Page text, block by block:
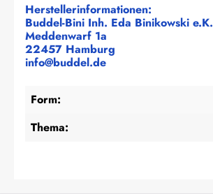
Herstellerinformationen:
Buddel-Bini Inh. Eda Binikowski e.K.
Meddenwarf 1a
22457 Hamburg
info@buddel.de
Form:
Thema: